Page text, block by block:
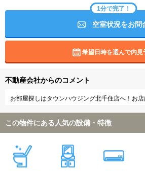
1分で完了！
空室状況をお問
希望日時を選んで内見
不動産会社からのコメント
お部屋探しはタウンハウジング北千住店へ！お
この物件にある人気の設備・特徴